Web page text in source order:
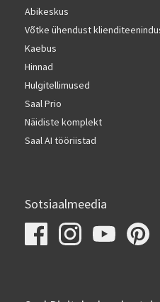
Abikeskus
Võtke ühendust
Kaebus
Hinnad
Hulgitellimused
Saal Prio
Näidiste komplekt
Saal AI tööriistad
Sotsiaalmeedia